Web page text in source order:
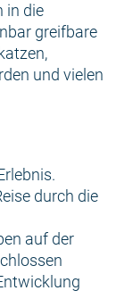
in die
greifbare
und vielen
durch die
auf der